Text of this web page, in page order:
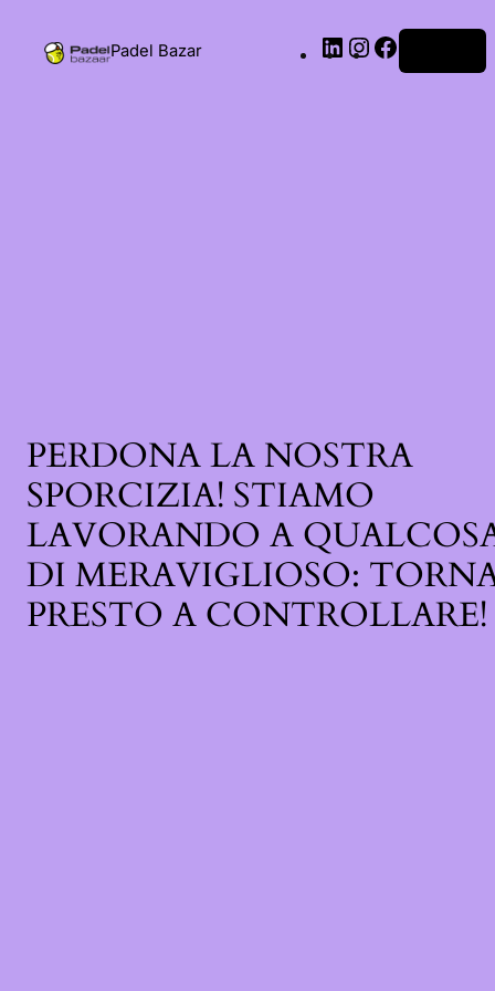
Padel Bazar
PERDONA LA NOSTRA
SPORCIZIA! STIAMO
LAVORANDO A
DI MERAVIGLIOSO:
PRESTO A CONTROLLARE!